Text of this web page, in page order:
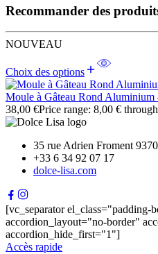
Recommander des
NOUVEAU
Choix des options
Moule à Gâteau Rond Aluminium
38,00 €Price range: 8,00 €
35 rue Adrien Froment
+33 6 34 92 07 17
dolce-lisa.com
[vc_separator
accordion_layout="no-border"
accordion_hide_first="1"]
Accès rapide